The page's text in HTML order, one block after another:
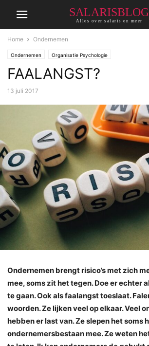
SALARISBLOG
Alles over salaris en meer
Home Ondernemen
Ondernemen Organisatie Psychologie
FAALANGST?
13 juli 2017
Ondernemen brengt risico’s met zich
mee, soms zit het tegen. Doe er echter
te gaan. Ook als faalangst toeslaat.
woorden. Ze lijken veel op elkaar. Veel
hebben er last van. Ze slepen het soms
ondernemersbestaan mee. Ze weten